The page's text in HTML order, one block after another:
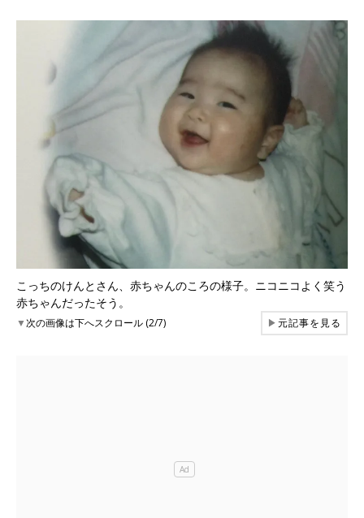
こっちのけんとさん、赤ちゃんのころの様子。ニコニコよく笑う
赤ちゃんだったそう。
▼次の画像は下へスクロール (2/7) ▶元記事を見る